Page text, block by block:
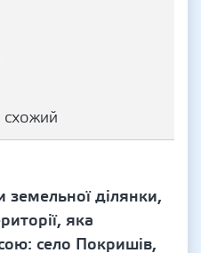
ділянки,
яка
село Покришів,